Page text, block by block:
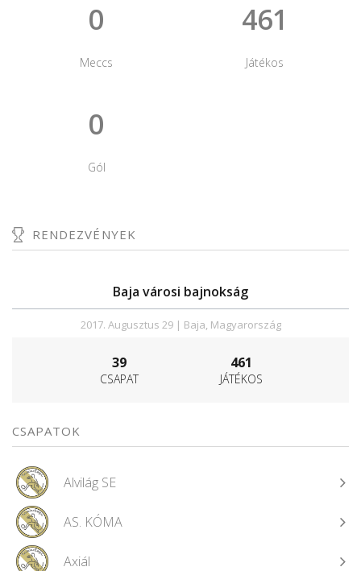
0
Meccs
461
Játékos
0
Gól
CSAPATOK
Alvilág SE
AS. KÓMA
Axiál
RENDEZVÉNYEK
Baja városi bajnokság
2017. Augusztus 29 | Baja, Magyarország
39
CSAPAT
461
JÁTÉKOS